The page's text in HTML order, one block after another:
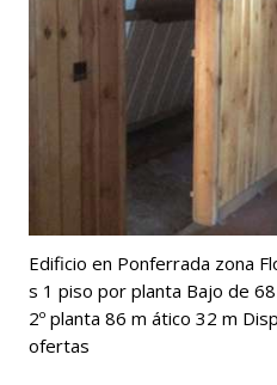
Edificio en Ponferrada zona
s 1 piso por planta Bajo de
2º planta 86 m ático 32 m
ofertas